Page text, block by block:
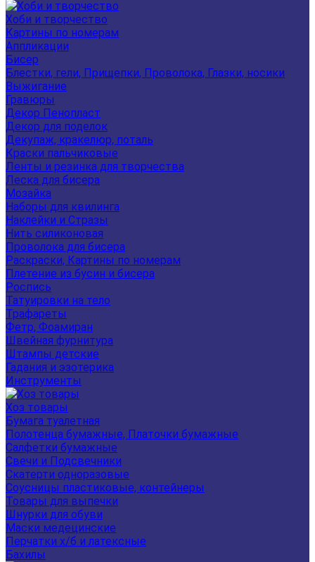
Хоби и творчество
Картины по номерам
Аппликации
Бисер
Блестки, гели, Прищепки, Проволока, Глазки, носики
Выжигание
Гравюры
Декор Пенопласт
Декор для поделок
Декупаж, кракелюр, поталь
Краски пальчиковые
Ленты и резинка для творчества
Леска для бисера
Мозайка
Наборы для квилинга
Наклейки и Стразы
Нить силиконовая
Проволока для бисера
Раскраски, Картины по номерам
Плетение из бусин и бисера
Роспись
Татуировки на тело
Трафареты
Фетр, Фоамиран
Швейная фурнитура
Штампы детские
Гадания и эзотерика
Инструменты
Хоз товары
Бумага туалетная
Полотенца бумажные, Платочки бумажные
Салфетки бумажные
Свечи и Подсвечники
Скатерти одноразовые
Соусницы пластиковые, контейнеры
Товары для выпечки
Шнурки для обуви
Маски медецинские
Перчатки х/б и латексные
Бахилы